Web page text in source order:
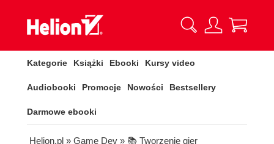
Kategorie Książki Ebooki Kursy video
Audiobooki Promocje Nowości Bestsellery
Darmowe ebooki
Helion.pl » Game Dev » 📚 Tworzenie gier